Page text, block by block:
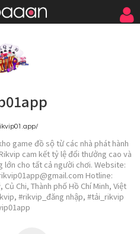
game đồ sộ từ các nhà phát hành
cam kết tỷ lệ đổi thưởng cao và
lớn cho tất cả người chơi. Website:
Hotline:
Chi, Thành phố Hồ Chí Minh, Việt
#rikvip_đăng nhập, #tải_rikvip